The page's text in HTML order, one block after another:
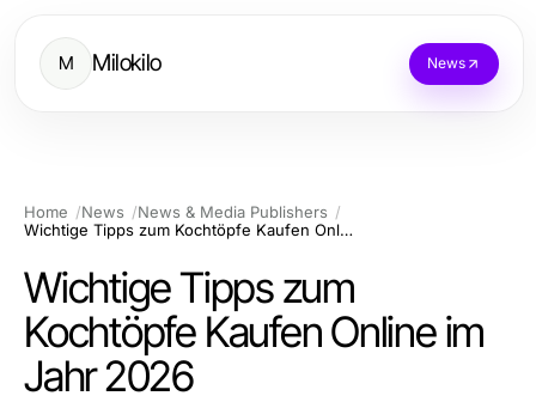
M Milokilo News
Home News
News & Media Publishers
Wichtige Tipps zum Kochtöpfe Kaufen Online im Jahr 2026
Wichtige Tipps zum
Kochtöpfe Kaufen Online im
Jahr 2026